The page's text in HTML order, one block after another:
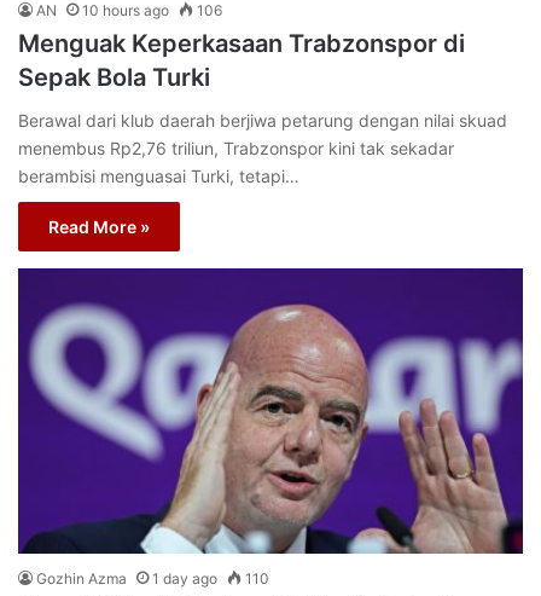
AN 10 hours ago 106
Menguak Keperkasaan Trabzonspor di
Sepak Bola Turki
Berawal dari klub daerah berjiwa petarung dengan nilai skuad
menembus Rp2,76 triliun, Trabzonspor kini tak sekadar
berambisi menguasai Turki, tetapi…
Read More »
Gozhin Azma 1 day ago 110